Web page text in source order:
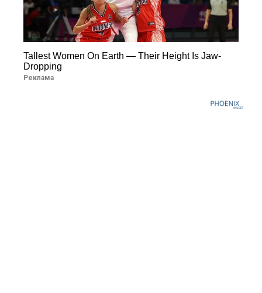
Tallest Women On Earth — Their Height Is Jaw-
Dropping
Реклама